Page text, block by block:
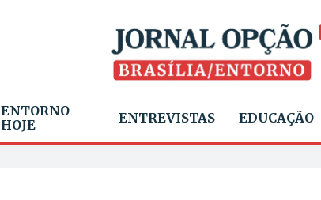
ENTORNO
HOJE
ENTREVISTAS EDUCAÇÃO